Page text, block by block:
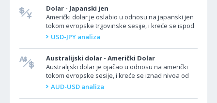
Dolar - Japanski jen
Američki dolar je oslabio u odnosu na japanski jen
tokom evropske trgovinske sesije, i kreće se ispod
nivoa od 147,00. Par USD/JPY se kreće silazno u...
USD-JPY analiza
Australijski dolar - Američki Dolar
Australijski dolar je ojačao u odnosu na američki
tokom evropske sesije, i kreće se iznad nivoa od
0,6560. Valutni par AUD/USD se kreće uzlazno u...
AUD-USD analiza